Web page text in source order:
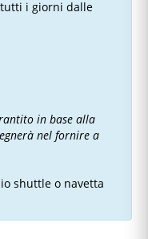
i giorni dalle
in base alla
nel fornire a
shuttle o navetta